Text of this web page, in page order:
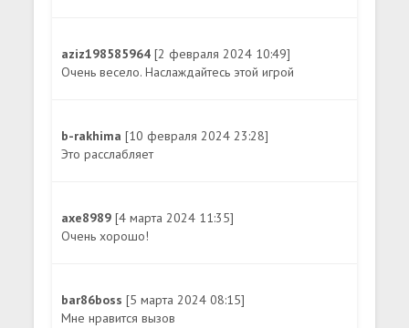
aziz198585964[2 февраля 2024 10:49]
Очень весело. Наслаждайтесь этой игрой
b-rakhima[10 февраля 2024 23:28]
Это расслабляет
axe8989[4 марта 2024 11:35]
Очень хорошо!
bar86boss[5 марта 2024 08:15]
Мне нравится вызов